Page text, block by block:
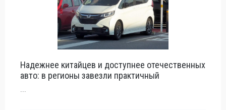
Надежнее китайцев и доступнее отечественных
авто: в регионы завезли практичный
...